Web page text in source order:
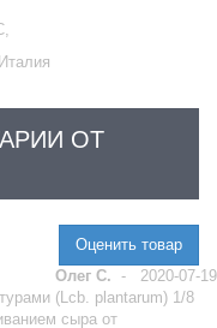
ОТ
Оценить товар
Олег С. -
2020-07-19
(Lcb. plantarum) 1/8
сыра от